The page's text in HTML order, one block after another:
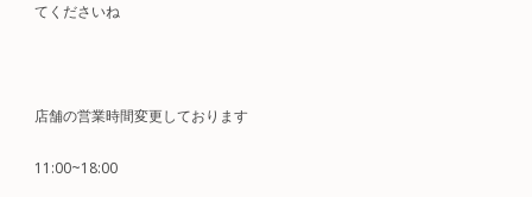
てくださいね
店舗の営業時間変更しております
11:00~18:00